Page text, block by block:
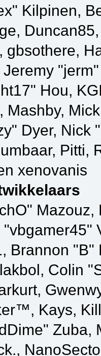
Kilpinen,
gbsothere,
Hou,
Mashby,
Dyer, Nick
Pitti,
xenovanis
"vbgamer45"
Brannon
Colin
Kays,
Zuba,